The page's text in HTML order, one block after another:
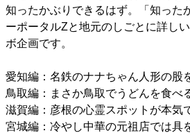
知ったかぶりできるはず。「 知った
ーポータルZと地元のしごとに詳し
ボ企画です。
愛知編： 名鉄のナナちゃん人形の股
鳥取編： まさか鳥取でうどんを食べ
滋賀編： 彦根の心霊スポットが本気
宮城編： 冷やし中華の元祖店では具